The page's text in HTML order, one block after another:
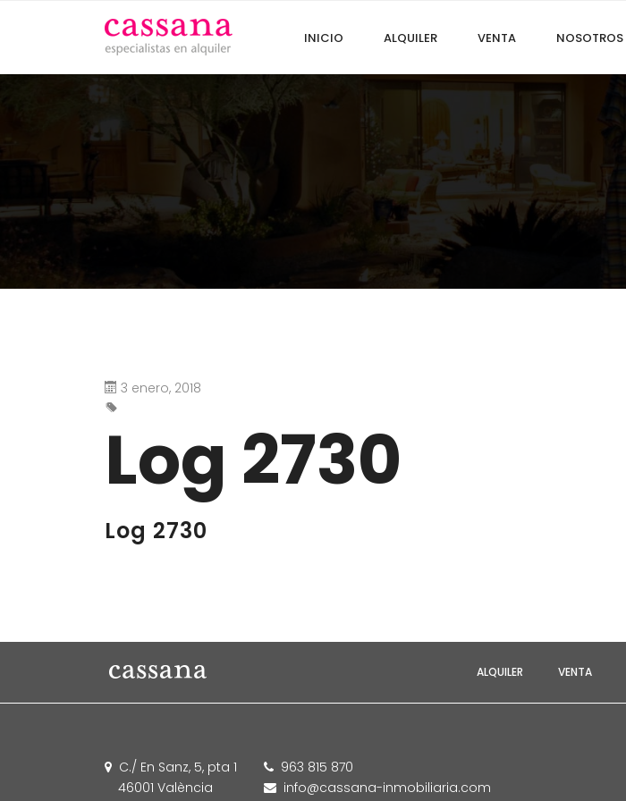
INICIO ALQUILER VENTA NOSOTROS
3 enero, 2018
Log 2730
Log 2730
ALQUILER VENTA
C./ En Sanz, 5, pta 1
46001 València
963 815 870
info@cassana-inmobiliaria.com